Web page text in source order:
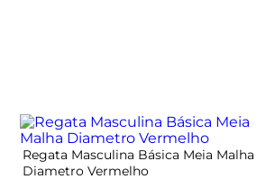
Regata Masculina Básica Meia Malha
Diametro Vermelho